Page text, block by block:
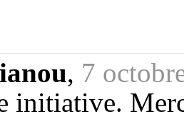
, 7
initiative.